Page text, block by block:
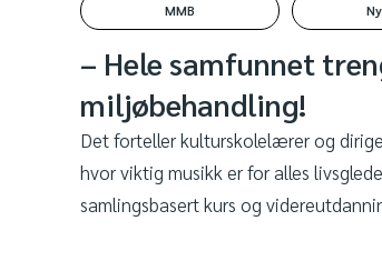
MMB
– Hele samfunnet
miljøbehandling!
Det forteller kulturskolelærer og
hvor viktig musikk er for alles
samlingsbasert kurs og